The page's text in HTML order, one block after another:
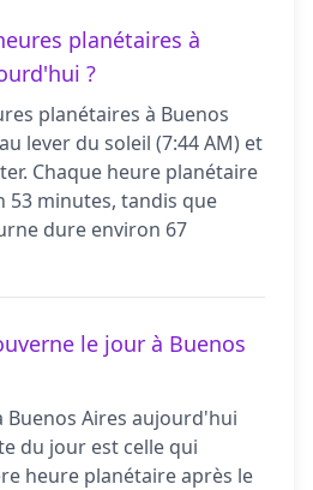
planétaires à
?
planétaires à Buenos
lever du soleil (7:44 AM) et
Chaque heure planétaire
53 minutes, tandis que
dure environ 67
le jour à Buenos
Buenos Aires aujourd'hui
du jour est celle qui
heure planétaire après le